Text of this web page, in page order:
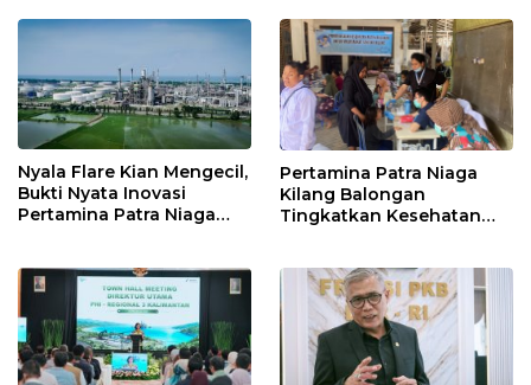
Nyala Flare Kian Mengecil,
Bukti Nyata Inovasi
Pertamina Patra Niaga
Pertamina Patra Niaga
Kilang Balongan
Tingkatkan Kesehatan
Rutin dan Edukasi
Perawatan Gigi